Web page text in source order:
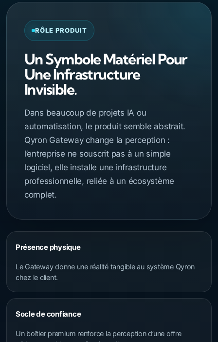
RÔLE PRODUIT
Un Symbole Matériel Pour
Une Infrastructure
Invisible.
Dans beaucoup de projets IA ou
automatisation, le produit semble abstrait.
Qyron Gateway change la perception :
l’entreprise ne souscrit pas à un simple
logiciel, elle installe une infrastructure
professionnelle, reliée à un écosystème
complet.
Présence physique
Le Gateway donne une réalité tangible au système Qyron
chez le client.
Socle de confiance
Un boîtier premium renforce la perception d’une offre